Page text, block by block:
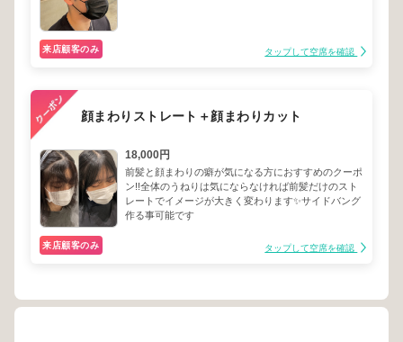
来店顧客のみ タップして空席を確認
顔まわりストレート＋顔まわりカット
18,000円
前髪と顔まわりの癖が気になる方におすすめのクーポ
ン!!全体のうねりは気にならなければ前髪だけのスト
レートでイメージが大きく変わります✨サイドバング
作る事可能です
来店顧客のみ タップして空席を確認